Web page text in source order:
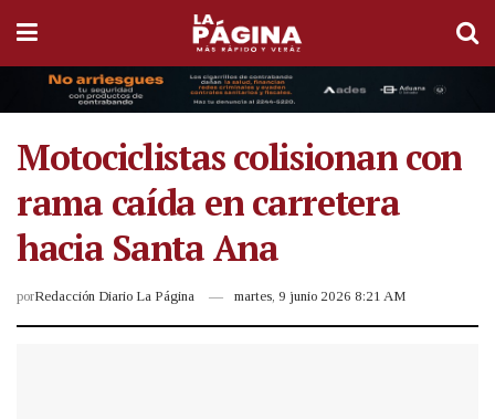
Motociclistas colisionan con
rama caída en carretera
hacia Santa Ana
porRedacción Diario La Página martes, 9 junio 2026 8:21 AM